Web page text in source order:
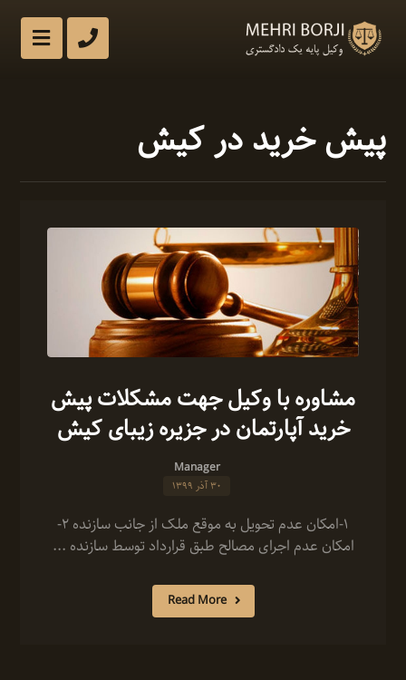
پیش خرید در کیش
مشاوره با وکیل جهت مشکلات پیش
خرید آپارتمان در جزیره زیبای کیش
Manager
۳۰ آذر ۱۳۹۹
1-امکان عدم تحویل به موقع ملک از جانب سازنده 2-
امکان عدم اجرای مصالح طبق قرارداد توسط سازنده ...
Read More